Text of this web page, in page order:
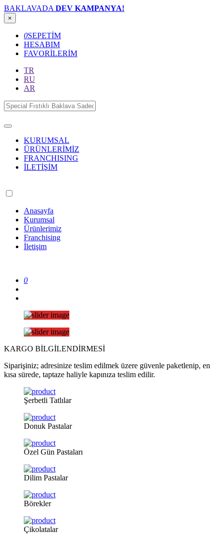
BAKLAVADA DEV KAMPANYA!
×
0SEPETİM
HESABIM
FAVORİLERİM
TR
RU
AR
KURUMSAL
ÜRÜNLERİMİZ
FRANCHISING
İLETİŞİM
Anasayfa
Kurumsal
Ürünlerimiz
Franchising
İletişim
0
KARGO BİLGİLENDİRMESİ
Siparişiniz; adresinize teslim edilmek üzere güvenle paketlenip, en
kısa sürede, taptaze haliyle kapınıza teslim edilir.
Şerbetli Tatlılar
Donuk Pastalar
Özel Gün Pastaları
Dilim Pastalar
Börekler
Çikolatalar